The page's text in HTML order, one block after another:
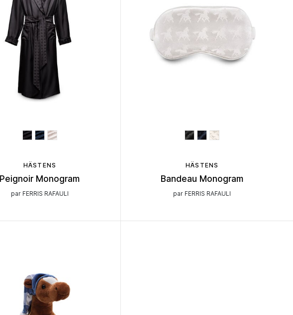
HÄSTENS
Peignoir Monogram
par FERRIS RAFAULI
HÄSTENS
Bandeau Monogram
par FERRIS RAFAULI